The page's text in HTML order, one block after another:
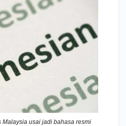
usai jadi bahasa resmi